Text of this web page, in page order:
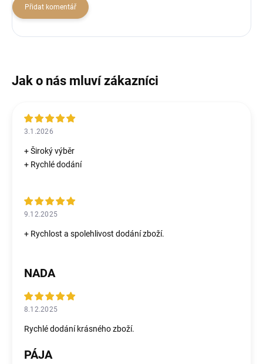
Přidat komentář
3.1.2026
+ Široký výběr
+ Rychlé dodání
9.12.2025
+ Rychlost a spolehlivost dodání zboží.
NADA
8.12.2025
Rychlé dodání krásného zboží.
PÁJA